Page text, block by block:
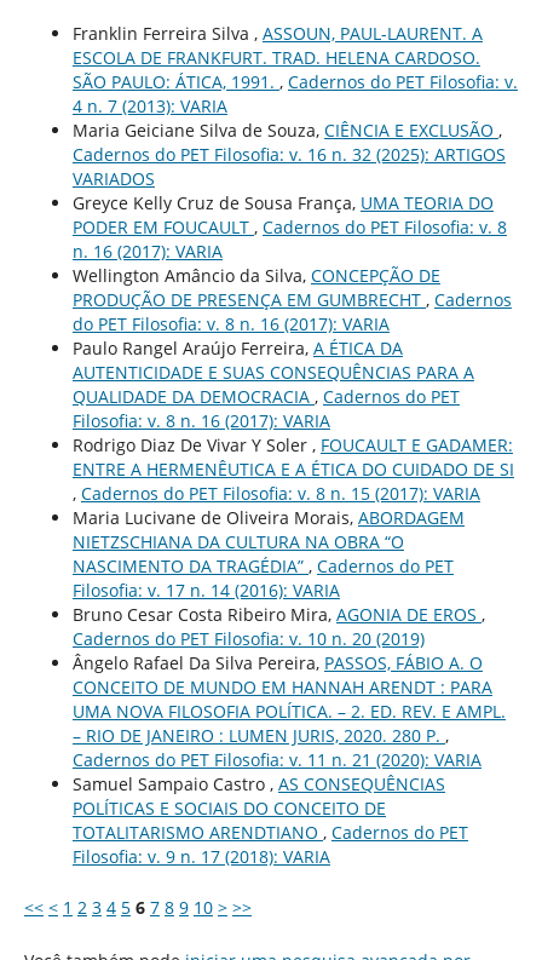
Franklin Ferreira Silva , ASSOUN, PAUL-LAURENT. A
ESCOLA DE FRANKFURT. TRAD. HELENA CARDOSO.
SÃO PAULO: ÁTICA, 1991. , Cadernos do PET Filosofia: v.
4 n. 7 (2013): VARIA
Maria Geiciane Silva de Souza, CIÊNCIA E EXCLUSÃO ,
Cadernos do PET Filosofia: v. 16 n. 32 (2025): ARTIGOS
VARIADOS
Greyce Kelly Cruz de Sousa França, UMA TEORIA DO
PODER EM FOUCAULT , Cadernos do PET Filosofia: v. 8
n. 16 (2017): VARIA
Wellington Amâncio da Silva, CONCEPÇÃO DE
PRODUÇÃO DE PRESENÇA EM GUMBRECHT , Cadernos
do PET Filosofia: v. 8 n. 16 (2017): VARIA
Paulo Rangel Araújo Ferreira, A ÉTICA DA
AUTENTICIDADE E SUAS CONSEQUÊNCIAS PARA A
QUALIDADE DA DEMOCRACIA , Cadernos do PET
Filosofia: v. 8 n. 16 (2017): VARIA
Rodrigo Diaz De Vivar Y Soler , FOUCAULT E GADAMER:
ENTRE A HERMENÊUTICA E A ÉTICA DO CUIDADO DE SI
, Cadernos do PET Filosofia: v. 8 n. 15 (2017): VARIA
Maria Lucivane de Oliveira Morais, ABORDAGEM
NIETZSCHIANA DA CULTURA NA OBRA “O
NASCIMENTO DA TRAGÉDIA” , Cadernos do PET
Filosofia: v. 17 n. 14 (2016): VARIA
Bruno Cesar Costa Ribeiro Mira, AGONIA DE EROS ,
Cadernos do PET Filosofia: v. 10 n. 20 (2019)
Ângelo Rafael Da Silva Pereira, PASSOS, FÁBIO A. O
CONCEITO DE MUNDO EM HANNAH ARENDT : PARA
UMA NOVA FILOSOFIA POLÍTICA. – 2. ED. REV. E AMPL.
– RIO DE JANEIRO : LUMEN JURIS, 2020. 280 P. ,
Cadernos do PET Filosofia: v. 11 n. 21 (2020): VARIA
Samuel Sampaio Castro , AS CONSEQUÊNCIAS
POLÍTICAS E SOCIAIS DO CONCEITO DE
TOTALITARISMO ARENDTIANO , Cadernos do PET
Filosofia: v. 9 n. 17 (2018): VARIA
<< < 1 2 3 4 5 6 7 8 9 10 > >>